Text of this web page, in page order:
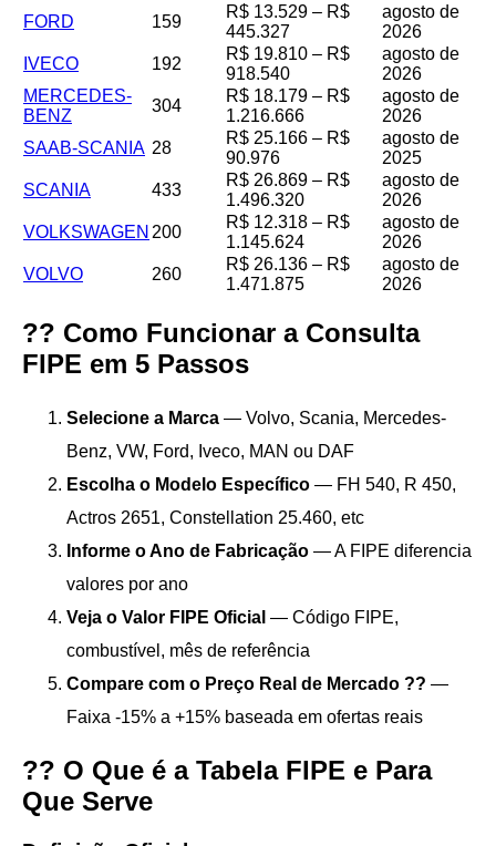
FORD
159
R$ 13.529 – R$
445.327
agosto de
2026
IVECO
192
R$ 19.810 – R$
918.540
agosto de
2026
MERCEDES-
BENZ
304
R$ 18.179 – R$
1.216.666
agosto de
2026
SAAB-SCANIA 28
R$ 25.166 – R$
90.976
agosto de
2025
SCANIA
433
R$ 26.869 – R$
1.496.320
agosto de
2026
VOLKSWAGEN 200
R$ 12.318 – R$
1.145.624
agosto de
2026
VOLVO
260
R$ 26.136 – R$
1.471.875
agosto de
2026
?? Como Funcionar a Consulta
FIPE em 5 Passos
Selecione a Marca — Volvo, Scania, Mercedes-
Benz, VW, Ford, Iveco, MAN ou DAF
Escolha o Modelo Específico — FH 540, R 450,
Actros 2651, Constellation 25.460, etc
Informe o Ano de Fabricação — A FIPE diferencia
valores por ano
Veja o Valor FIPE Oficial — Código FIPE,
combustível, mês de referência
Compare com o Preço Real de Mercado ?? —
Faixa -15% a +15% baseada em ofertas reais
?? O Que é a Tabela FIPE e Para
Que Serve